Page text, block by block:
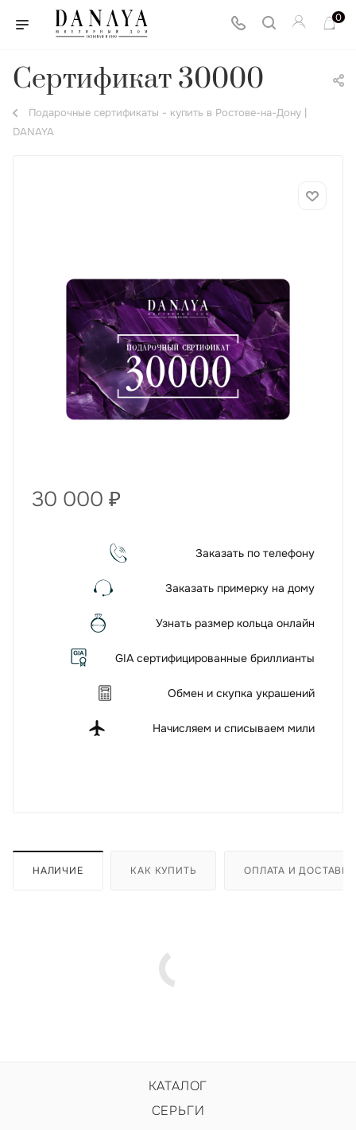
0
Сертификат 30000
Подарочные сертификаты - купить в Ростове-на-Дону |
DANAYA
30 000 ₽
Заказать по телефону
Заказать примерку на дому
Узнать размер кольца онлайн
GIA сертифицированные бриллианты
Обмен и скупка украшений
Начисляем и списываем мили
НАЛИЧИЕ КАК КУПИТЬ ОПЛАТА И ДОСТАВКА
КАТАЛОГ
СЕРЬГИ